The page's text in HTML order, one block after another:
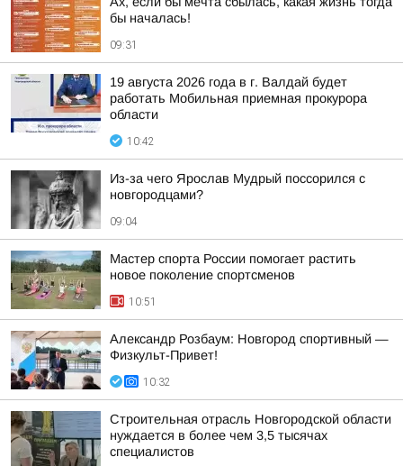
бы началась!
09:31
19 августа 2026 года в г. Валдай будет
работать Мобильная приемная прокурора
области
10:42
Из-за чего Ярослав Мудрый поссорился с
новгородцами?
09:04
Мастер спорта России помогает растить
новое поколение спортсменов
10:51
Александр Розбаум: Новгород спортивный —
Физкульт-Привет!
10:32
Строительная отрасль Новгородской области
нуждается в более чем 3,5 тысячах
специалистов